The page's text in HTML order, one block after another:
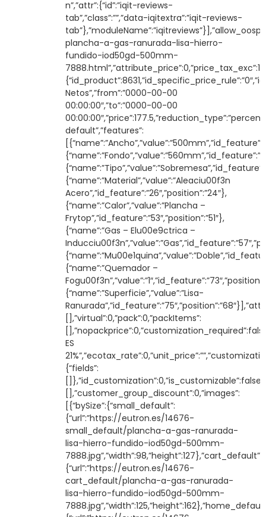
n”,”attr”:{“id”:”iqit-reviews-
tab”,”class”:””,”data-iqitextra”:”iqit-reviews-
plancha-a-gas-ranurada-lisa-hierro-
fundido-iod50gd-500mm-
Netos”,”from”:”0000-00-00
00:00:00″,”to”:”0000-00-00
default”,”features”:
{“name”:”Material”,”value”:”Aleaciu00f3n
Acero”,”id_feature”:”26″,”position”:”24″},
{“name”:”Calor”,”value”:”Plancha –
Frytop”,”id_feature”:”53″,”position”:”51″},
{“name”:”Gas – Elu00e9ctrica –
{“name”:”Quemador –
{“name”:”Superficie”,”value”:”Lisa-
[],”virtual”:0,”pack”:0,”packItems”:
ES
{“fields”:
[],”customer_group_discount”:0,”images”:
[{“bySize”:{“small_default”:
{“url”:”https://eutron.es/14676-
small_default/plancha-a-gas-ranurada-
lisa-hierro-fundido-iod50gd-500mm-
7888.jpg”,”width”:98,”height”:127},”cart_default”:
{“url”:”https://eutron.es/14676-
cart_default/plancha-a-gas-ranurada-
lisa-hierro-fundido-iod50gd-500mm-